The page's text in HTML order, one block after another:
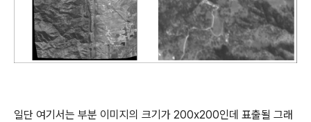
일단 여기서는 부분 이미지의 크기가 200x200인데 표출될 그래